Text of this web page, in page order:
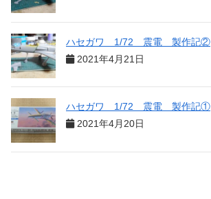
ハセガワ 1/72 震電 製作記②
2021年4月21日
ハセガワ 1/72 震電 製作記①
2021年4月20日